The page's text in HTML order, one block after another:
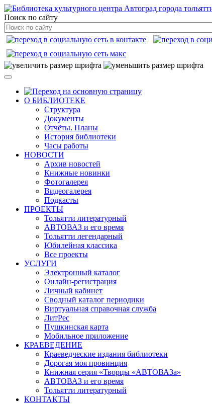
Поиск по сайту
О БИБЛИОТЕКЕ
Структура
Документы
Отчёты. Планы
История библиотеки
Часы работы
НОВОСТИ
Архив новостей
Книжные новинки
Фотогалерея
Видеогалерея
Подкасты
ПРОЕКТЫ
Тольятти литературный
АВТОВАЗ и его время
Тольятти легендарный
Юбилейная классика
Все проекты
УСЛУГИ
Электронный каталог
Онлайн-регистрация
Личный кабинет
Сводный каталог периодики
Виртуальная справочная служба
ЛитРес
Пушкинская карта
Мобильное приложение
КРАЕВЕДЕНИЕ
Краеведческие издания библиотеки
Дорогая моя провинция
Книжная серия «Творцы «АВТОВАЗа»
АВТОВАЗ и его время
Тольятти литературный
КОНТАКТЫ